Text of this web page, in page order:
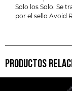
Solo los Solo. Se
por el sello Avoid
PRODUCTOS